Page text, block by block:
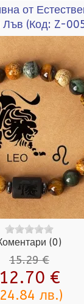
от
Лъв (Код: Z-
(0)
15.29 €
12.70 €
лв.)